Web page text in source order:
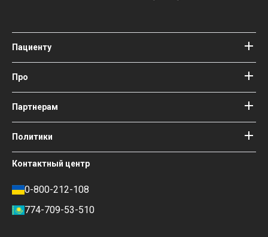
Пациенту
Клиники
Врачи
Блог
Гайды
Ваши гарантии
Про
Про Bookimed
Как это работает
Наши врачи и авторы
Медицинские консультанты
Bookimed
Общественное влияние и
Карьера
Контакты
Партнерам
Добавить клинику
Войти как партнер
Политики
Условия использования
Политика конфиденциальности
Политика отзывов
Условия оплаты и внесения
Контактный центр
0-800-212-108
774-709-53-510